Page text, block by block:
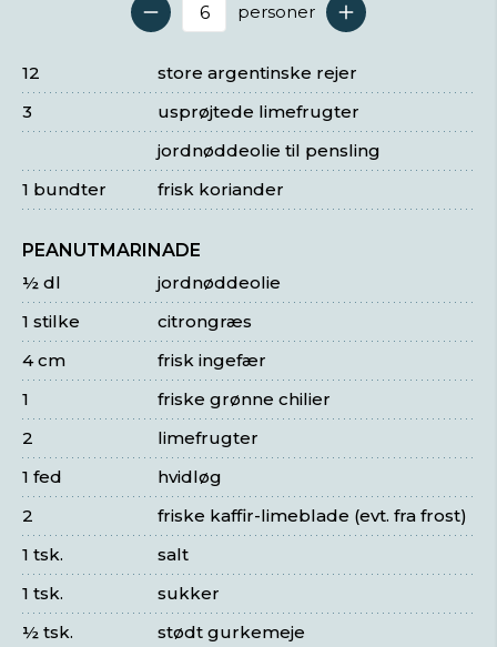
Antal serveringer
personer
store argentinske rejer
12
usprøjtede limefrugter
3
jordnøddeolie til pensling
frisk koriander
1 bundter
PEANUTMARINADE
jordnøddeolie
½ dl
citrongræs
1 stilke
frisk ingefær
4 cm
friske grønne chilier
1
limefrugter
2
hvidløg
1 fed
friske kaffir-limeblade (evt. fra frost)
2
salt
1 tsk.
sukker
1 tsk.
stødt gurkemeje
½ tsk.